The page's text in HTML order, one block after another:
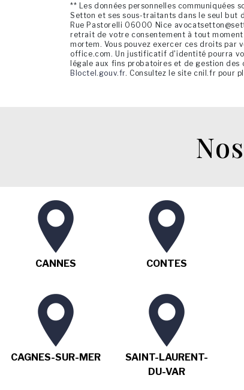
** Les données personnelles communiquées
Setton et ses sous-traitants dans le seul but
Rue Pastorelli 06000 Nice
retrait de votre consentement à tout
mortem. Vous pouvez exercer ces droits
office.com. Un justificatif d'identité pourra
légale aux fins probatoires et de gestion
Bloctel.gouv.fr. Consultez le site cnil.fr pour
CANNES CONTES
CAGNES-SUR-MER
SAINT-LAURENT-
DU-VAR